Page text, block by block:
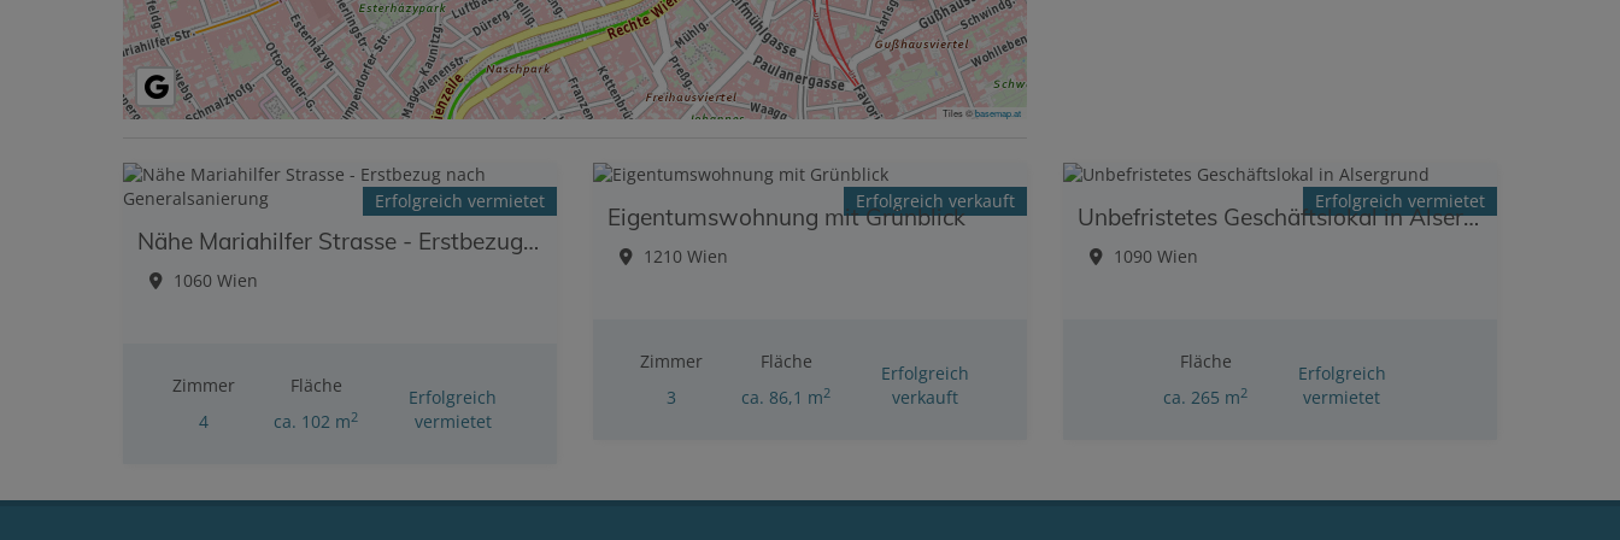
Tiles ©basemap.at
Erfolgreich vermietet
Nähe Mariahilfer Strasse - Erstbezug nach Generalsanierung
1060 Wien
Zimmer
4
Fläche
ca. 102 m2
Erfolgreich
vermietet
Erfolgreich verkauft
Eigentumswohnung mit Grünblick
1210 Wien
Zimmer
3
Fläche
ca. 86,1 m2
Erfolgreich
verkauft
Erfolgreich vermietet
Unbefristetes Geschäftslokal in Alsergrund
1090 Wien
Fläche
ca. 265 m2
Erfolgreich
vermietet